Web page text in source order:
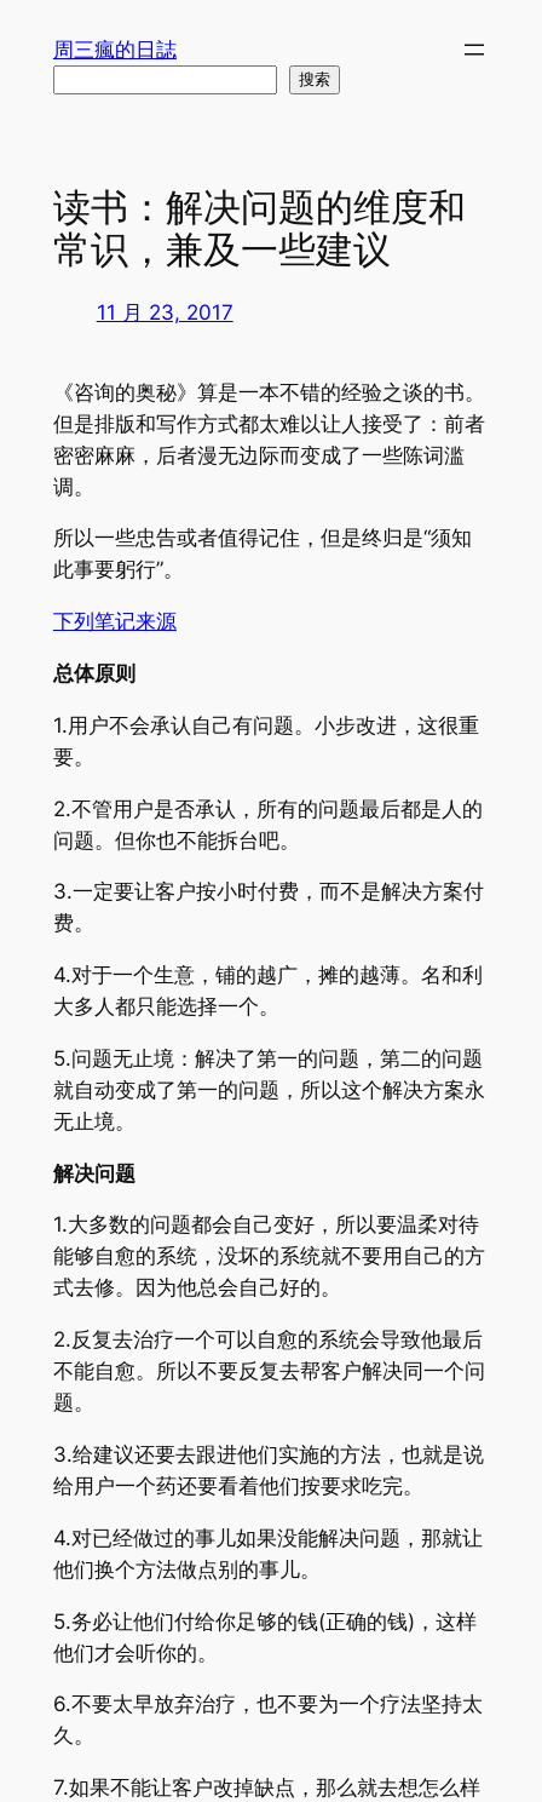
周三瘋的日誌
搜索
读书：解决问题的维度和
常识，兼及一些建议
11 月 23, 2017
《咨询的奥秘》算是一本不错的经验之谈的书。
但是排版和写作方式都太难以让人接受了：前者
密密麻麻，后者漫无边际而变成了一些陈词滥
调。
所以一些忠告或者值得记住，但是终归是“须知
此事要躬行”。
下列笔记来源
总体原则
1.用户不会承认自己有问题。小步改进，这很重
要。
2.不管用户是否承认，所有的问题最后都是人的
问题。但你也不能拆台吧。
3.一定要让客户按小时付费，而不是解决方案付
费。
4.对于一个生意，铺的越广，摊的越薄。名和利
大多人都只能选择一个。
5.问题无止境：解决了第一的问题，第二的问题
就自动变成了第一的问题，所以这个解决方案永
无止境。
解决问题
1.大多数的问题都会自己变好，所以要温柔对待
能够自愈的系统，没坏的系统就不要用自己的方
式去修。因为他总会自己好的。
2.反复去治疗一个可以自愈的系统会导致他最后
不能自愈。所以不要反复去帮客户解决同一个问
题。
3.给建议还要去跟进他们实施的方法，也就是说
给用户一个药还要看着他们按要求吃完。
4.对已经做过的事儿如果没能解决问题，那就让
他们换个方法做点别的事儿。
5.务必让他们付给你足够的钱(正确的钱)，这样
他们才会听你的。
6.不要太早放弃治疗，也不要为一个疗法坚持太
久。
7.如果不能让客户改掉缺点，那么就去想怎么样